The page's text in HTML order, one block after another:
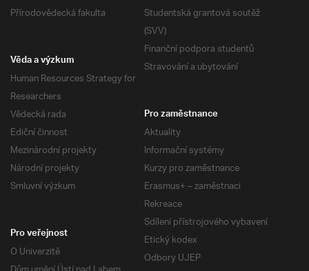
Přírodovědecká fakulta
Studentská grantová soutěž
(SVV)
Finanční podpora studentů
Stravování a ubytování
Věda a výzkum
Human Resources Strategy for
Researchers
Vědecká rada
Ediční činnost
Mezinárodní projekty
Národní projekty
Smluvní výzkum
Pro zaměstnance
Aktuality
Informační systémy
Kurzy pro zaměstnance
Erasmus+ – zaměstnaci
Rekreace
Sdílení přístrojového vybavení
Etický kodex
Odbory UJEP
Pro veřejnost
O Univerzitě